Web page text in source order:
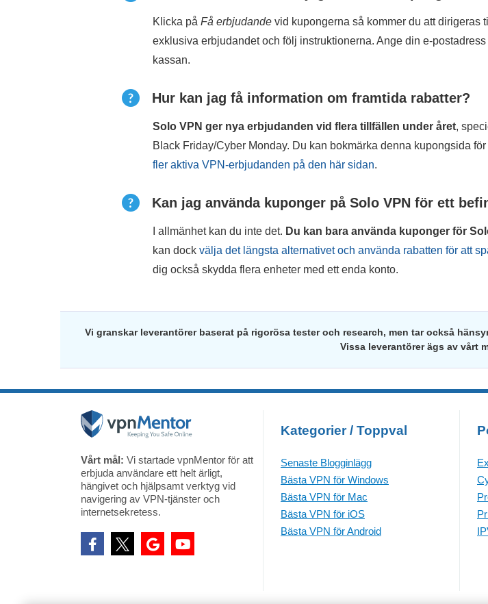
Klicka på Få erbjudande vid kupongerna så kommer du att dirigeras
exklusiva erbjudandet och följ instruktionerna. Ange din e-
kassan.
Hur kan jag få information om framtida rabatter?
Solo VPN ger nya erbjudanden vid flera tillfällen under året,
Black Friday/Cyber Monday. Du kan bokmärka denna kupongsida
fler aktiva VPN-erbjudanden på den här sidan.
Kan jag använda kuponger på Solo VPN för ett
I allmänhet kan du inte det. Du kan bara använda kuponger för
kan dock välja det längsta alternativet och använda rabatten för att
dig också skydda flera enheter med ett enda konto.
Vi granskar leverantörer baserat på rigorösa tester och research, men tar också
Vissa leverantörer ägs av vårt
Vårt mål: Vi startade vpnMentor för att
erbjuda användare ett helt ärligt,
hängivet och hjälpsamt verktyg vid
navigering av VPN-tjänster och
internetsekretess.
Kategorier / Toppval
Senaste Blogginlägg
Bästa VPN för Windows
Bästa VPN för Mac
Bästa VPN för iOS
Bästa VPN för Android